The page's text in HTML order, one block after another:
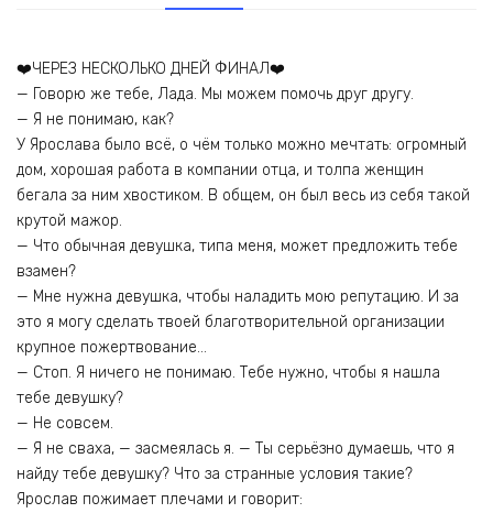
‍❤️‍ЧЕРЕЗ НЕСКОЛЬКО ДНЕЙ ФИНАЛ‍❤️‍
— Говорю же тебе, Лада. Мы можем помочь друг другу.
— Я не понимаю, как?
У Ярослава было всё, о чём только можно мечтать: огромный
дом, хорошая работа в компании отца, и толпа женщин
бегала за ним хвостиком. В общем, он был весь из себя такой
крутой мажор.
— Что обычная девушка, типа меня, может предложить тебе
взамен?
— Мне нужна девушка, чтобы наладить мою репутацию. И за
это я могу сделать твоей благотворительной организации
крупное пожертвование…
— Стоп. Я ничего не понимаю. Тебе нужно, чтобы я нашла
тебе девушку?
— Не совсем.
— Я не сваха, — засмеялась я. — Ты серьёзно думаешь, что я
найду тебе девушку? Что за странные условия такие?
Ярослав пожимает плечами и говорит: